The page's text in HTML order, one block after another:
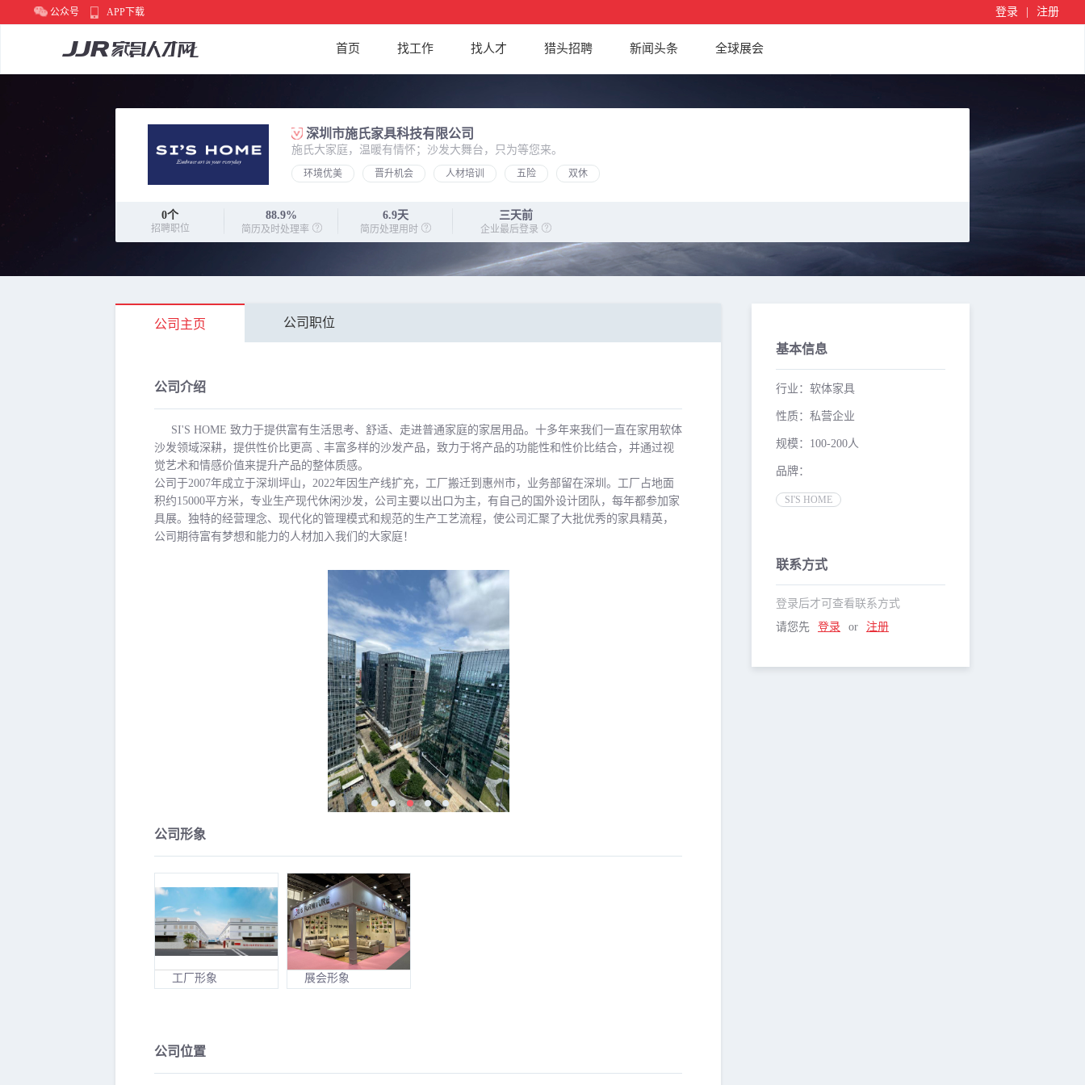
公众号 APP下载 登录 注册
首页 找工作 找人才 猎头招聘 新闻头条 全球展会
深圳市施氏家具科技有限公司
施氏大家庭，温暖有情怀；沙发大舞台，只为等您来。
环境优美 晋升机会 人材培训 五险 双休
0个
招聘职位
88.9%
简历及时处理率
6.9天
简历处理用时
三天前
企业最后登录
公司主页 公司职位
公司介绍
SI'S HOME 致力于提供富有生活思考、舒适、走进普通家庭的家居用品。十多年来我们一直在家用软体
沙发领域深耕，提供性价比更高﹑丰富多样的沙发产品，致力于将产品的功能性和性价比结合，并通过视
觉艺术和情感价值来提升产品的整体质感。
公司于2007年成立于深圳坪山，2022年因生产线扩充，工厂搬迁到惠州市，业务部留在深圳。工厂占地面
积约15000平方米，专业生产现代休闲沙发，公司主要以出口为主，有自己的国外设计团队，每年都参加家
具展。独特的经营理念、现代化的管理模式和规范的生产工艺流程，使公司汇聚了大批优秀的家具精英，
公司期待富有梦想和能力的人材加入我们的大家庭！
公司形象
工厂形象 展会形象
公司位置
基本信息
行业：软体家具
性质：私营企业
规模：100-200人
品牌：
SI'S HOME
联系方式
登录后才可查看联系方式
请您先
登录 or 注册